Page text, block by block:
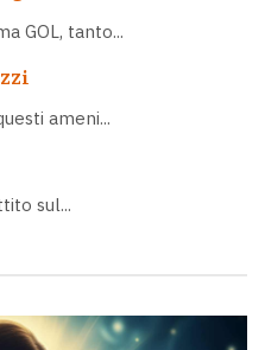
GOL, tanto...
ameni...
sul...